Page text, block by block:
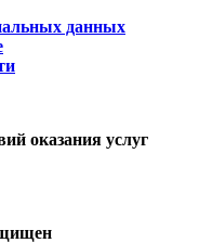
данных
оказания услуг